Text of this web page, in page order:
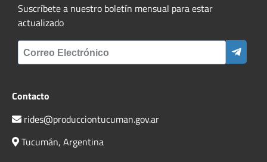
Suscríbete a nuestro boletín mensual para estar
actualizado
Contacto
rides@producciontucuman.gov.ar
Tucumán, Argentina